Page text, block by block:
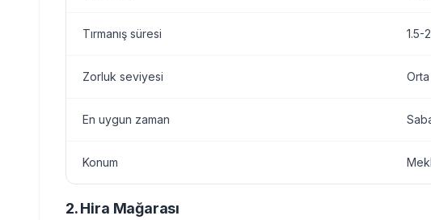
Tırmanış süresi 1.5-
Zorluk seviyesi Orta
En uygun zaman
Konum
2. Hira Mağarası